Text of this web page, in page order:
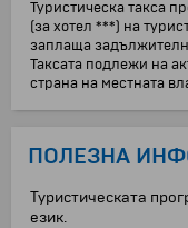
Туристическа такса
(за хотел ***) на
заплаща
Таксата подлежи на
страна на местната
ПОЛЕЗНА
Туристическата
език.